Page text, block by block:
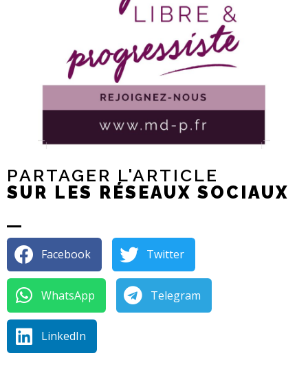
PARTAGER L'ARTICLE
SUR LES RÉSEAUX SOCIAUX
Facebook Twitter
WhatsApp Telegram
LinkedIn